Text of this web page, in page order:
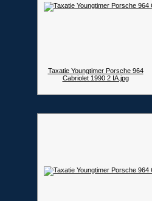
Taxatie Youngtimer Porsche 964
Cabriolet 1990 2 IA.jpg